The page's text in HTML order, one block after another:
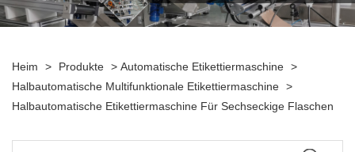
Heim > Produkte > Automatische Etikettiermaschine >
Halbautomatische Multifunktionale Etikettiermaschine >
Halbautomatische Etikettiermaschine Für Sechseckige Flaschen